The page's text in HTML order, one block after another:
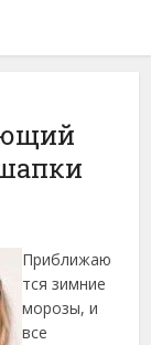
Приближаю
тся зимние
морозы, и
все